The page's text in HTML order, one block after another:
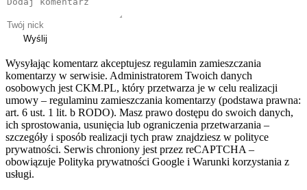
Wyślij
Wysyłając komentarz akceptujesz regulamin zamieszczania
komentarzy w serwisie. Administratorem Twoich danych
osobowych jest CKM.PL, który przetwarza je w celu realizacji
umowy – regulaminu zamieszczania komentarzy (podstawa prawna:
art. 6 ust. 1 lit. b RODO). Masz prawo dostępu do swoich danych,
ich sprostowania, usunięcia lub ograniczenia przetwarzania –
szczegóły i sposób realizacji tych praw znajdziesz w polityce
prywatności. Serwis chroniony jest przez reCAPTCHA –
obowiązuje Polityka prywatności Google i Warunki korzystania z
usługi.